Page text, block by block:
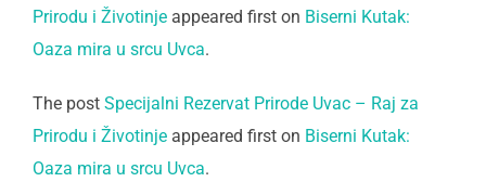
Prirodu i Životinje appeared first on Biserni Kutak:
Oaza mira u srcu Uvca.
The post Specijalni Rezervat Prirode Uvac – Raj za
Prirodu i Životinje appeared first on Biserni Kutak:
Oaza mira u srcu Uvca.